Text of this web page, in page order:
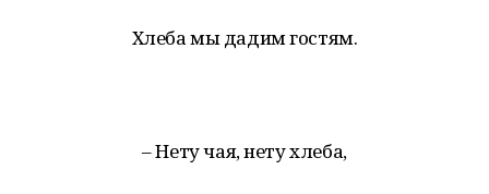
Хлеба мы дадим гостям.
– Нету чая, нету хлеба,